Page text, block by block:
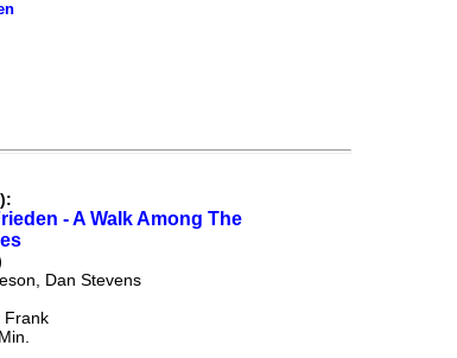
- A Walk Among The
Dan Stevens
Frank